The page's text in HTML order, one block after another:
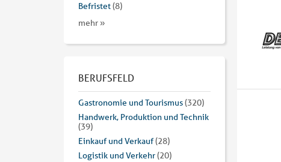
Befristet(8)
mehr »
BERUFSFELD
Gastronomie und Tourismus(320)
Handwerk, Produktion und Technik
(39)
Einkauf und Verkauf(28)
Logistik und Verkehr(20)